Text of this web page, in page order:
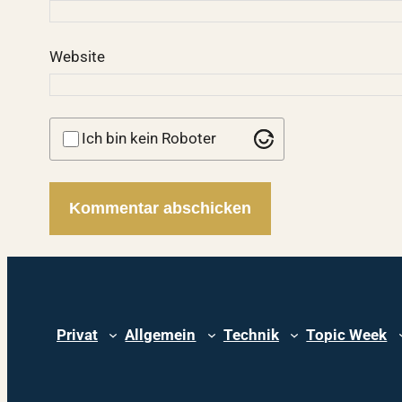
Website
Ich bin kein Roboter
Privat Allgemein Technik Topic Week